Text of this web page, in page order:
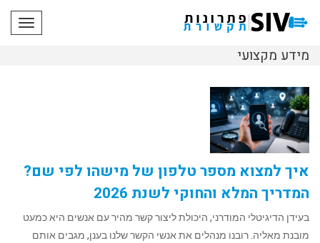
מידע מקצועי
איך למצוא מספר טלפון של מישהו לפי שם?
המדריך המלא והחוקי לשנת 2026
בעידן הדיגיטלי המודרני, היכולת ליצור קשר מהיר עם אנשים היא כמעט
מובנת מאליה. רובנו מנהלים את אנשי הקשר שלנו בענן, מגבים אותם